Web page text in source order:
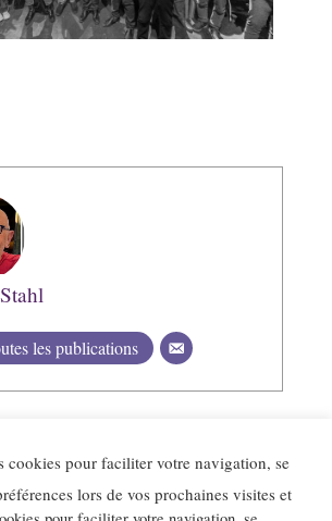
les publications
cookies pour faciliter votre navigation, se
lors de vos prochaines visites et